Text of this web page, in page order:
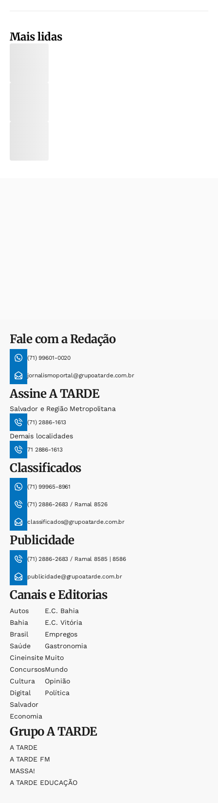
Mais lidas
Fale com a Redação
(71) 99601-0020
jornalismoportal@grupoatarde.com.br
AssineA TARDE
Salvador e Região Metropolitana
(71) 2886-1613
Demais localidades
71 2886-1613
Classificados
(71) 99965-8961
(71) 2886-2683 / Ramal 8526
classificados@grupoatarde.com.br
Publicidade
(71) 2886-2683 / Ramal 8585 | 8586
publicidade@grupoatarde.com.br
Canais e Editorias
Autos
Bahia
Brasil
Saúde
Cineinsite
Concursos
Cultura
Digital
Salvador
Economia
E.c. Bahia
E.c. Vitória
Empregos
Gastronomia
Muito
Mundo
Opinião
Política
GrupoA TARDE
A TARDE
A TARDE FM
MASSA!
A TARDE EDUCAÇÃO